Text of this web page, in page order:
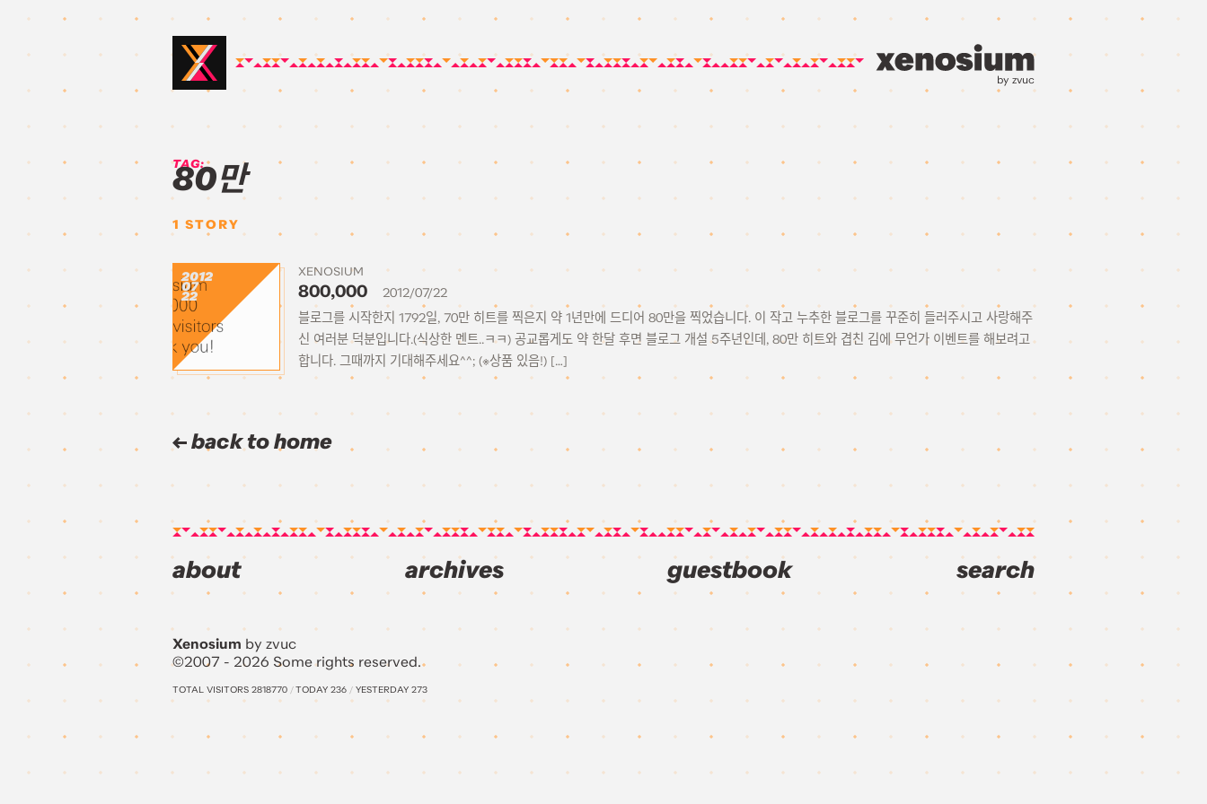
by zvuc
TAG:
80만
1 STORY
2012
07
22
XENOSIUM
800,000
2012/07/22
블로그를 시작한지 1792일, 70만 히트를 찍은지 약 1년만에 드디어 80만을 찍었습니다. 이 작고 누추한 블로그를 꾸준히 들러주시고 사랑해주
신 여러분 덕분입니다.(식상한 멘트..ㅋㅋ) 공교롭게도 약 한달 후면 블로그 개설 5주년인데, 80만 히트와 겹친 김에 무언가 이벤트를 해보려고
합니다. 그때까지 기대해주세요^^; (※상품 있음!) […]
back to home
about archives guestbook search
Xenosium by zvuc
©2007 - 2026 Some rights reserved.
TOTAL VISITORS 2818770 /TODAY 236 / YESTERDAY 273